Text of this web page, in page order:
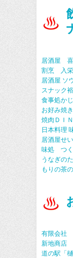
居酒屋
割烹 入栄
居酒屋 ソ
スナック
食事処か
お好み焼
焼肉ＤＩ
日本料理
居酒屋せ
味処 つ
うなぎの
もりの茶
有限会社
新地商店
道の駅「